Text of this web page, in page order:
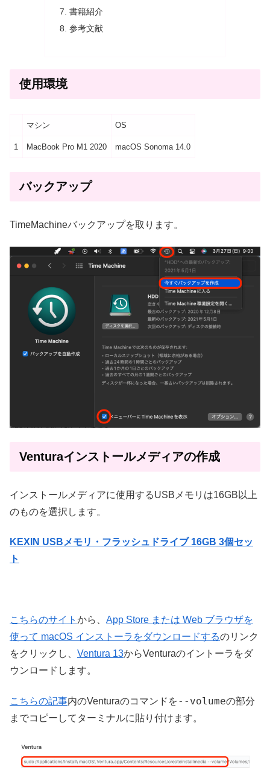
書籍紹介
参考文献
使用環境
マシン OS
1 MacBook Pro M1 2020 macOS Sonoma 14.0
バックアップ
TimeMachineバックアップを取ります。
Venturaインストールメディアの作成
インストールメディアに使用するUSBメモリは16GB以上
のものを選択します。
KEXIN USBメモリ・フラッシュドライブ 16GB 3個セッ
ト
こちらのサイト から、 App Store または Web ブラウザを
使って macOS インストーラをダウンロードするのリンク
をクリックし、 Ventura 13からVenturaのイントーラをダ
ウンロードします。
こちらの記事内のVenturaのコマンドを--volumeの部分
までコピーしてターミナルに貼り付けます。